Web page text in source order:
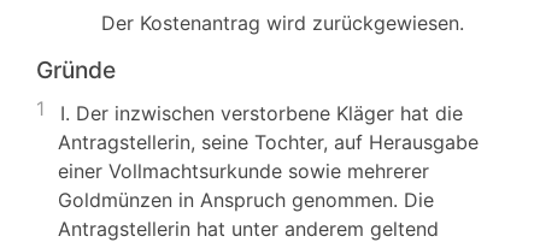
Der Kostenantrag wird zurückgewiesen.
Gründe
1
I. Der inzwischen verstorbene Kläger hat die
Antragstellerin, seine Tochter, auf Herausgabe
einer Vollmachtsurkunde sowie mehrerer
Goldmünzen in Anspruch genommen. Die
Antragstellerin hat unter anderem geltend